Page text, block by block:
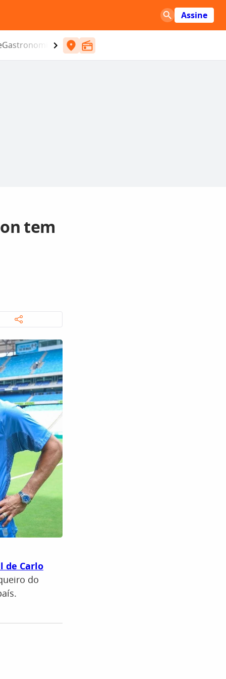
Assine
Gastronomia Entretenimento
tem
de Carlo
do